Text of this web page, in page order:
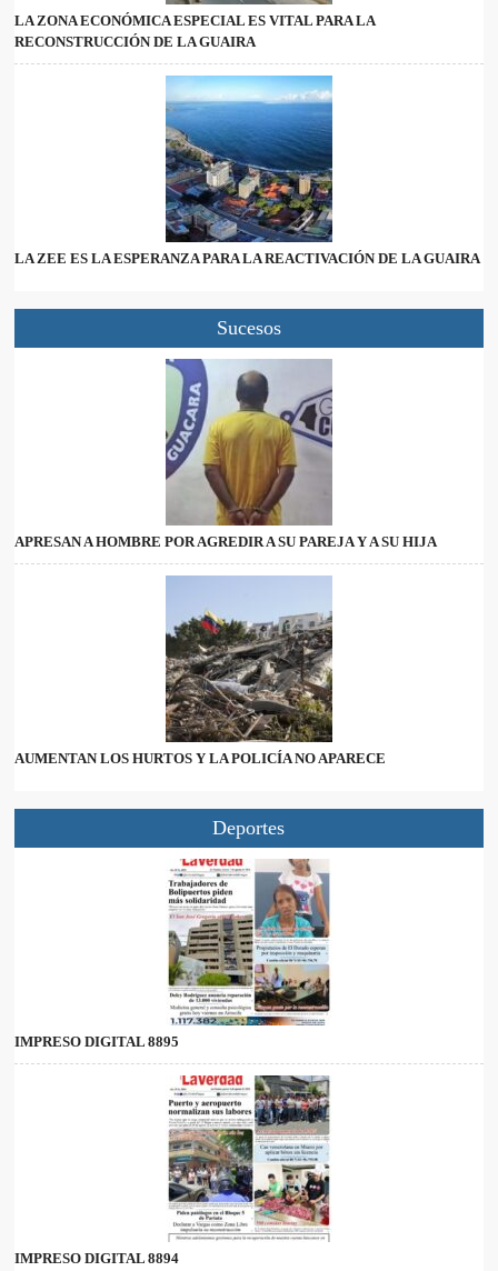
LA ZONA ECONÓMICA ESPECIAL ES VITAL PARA LA
RECONSTRUCCIÓN DE LA GUAIRA
LA ZEE ES LA ESPERANZA PARA LA REACTIVACIÓN DE LA GUAIRA
Sucesos
APRESAN A HOMBRE POR AGREDIR A SU PAREJA Y A SU HIJA
AUMENTAN LOS HURTOS Y LA POLICÍA NO APARECE
Deportes
IMPRESO DIGITAL 8895
IMPRESO DIGITAL 8894